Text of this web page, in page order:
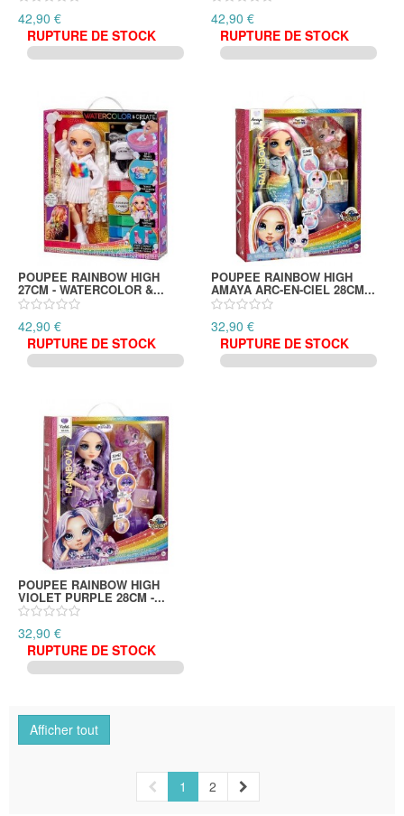
42,90 €
RUPTURE DE STOCK
42,90 €
RUPTURE DE STOCK
POUPEE RAINBOW HIGH
27CM - WATERCOLOR &...
42,90 €
RUPTURE DE STOCK
POUPEE RAINBOW HIGH
AMAYA ARC-EN-CIEL 28CM...
32,90 €
RUPTURE DE STOCK
POUPEE RAINBOW HIGH
VIOLET PURPLE 28CM -...
32,90 €
RUPTURE DE STOCK
Afficher tout
1 2